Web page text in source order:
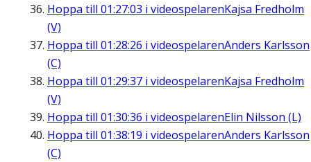
Hoppa till 01:27:03 i videospelarenKajsa Fredholm
(V)
Hoppa till 01:28:26 i videospelarenAnders Karlsson
(C)
Hoppa till 01:29:37 i videospelarenKajsa Fredholm
(V)
Hoppa till 01:30:36 i videospelarenElin Nilsson (L)
Hoppa till 01:38:19 i videospelarenAnders Karlsson
(C)